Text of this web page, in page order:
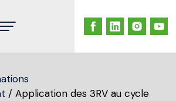
/ Application des 3RV au cycle